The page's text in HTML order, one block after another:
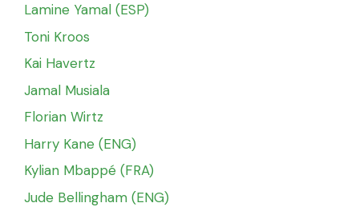
Lamine Yamal (ESP)
Toni Kroos
Kai Havertz
Jamal Musiala
Florian Wirtz
Harry Kane (ENG)
Kylian Mbappé (FRA)
Jude Bellingham (ENG)